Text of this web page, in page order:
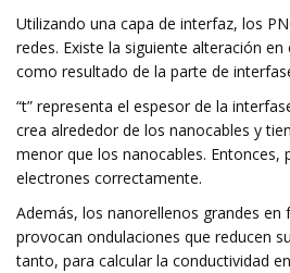
Utilizando una capa de interfaz, los
redes. Existe la siguiente alteración
como resultado de la parte de
“t” representa el espesor de la
crea alrededor de los nanocables y
menor que los nanocables. Entonces,
electrones correctamente.
Además, los nanorellenos grandes en
provocan ondulaciones que reducen
tanto, para calcular la conductividad